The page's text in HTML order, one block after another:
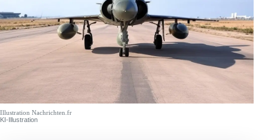
Illustration Nachrichten.fr
KI-Illustration